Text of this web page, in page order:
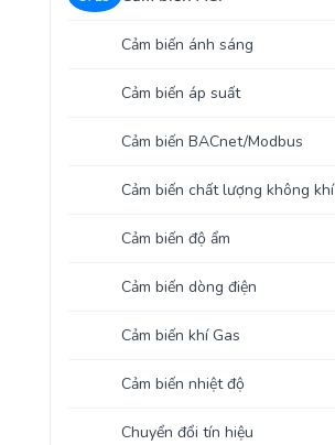
Cảm biến ánh sáng
Cảm biến áp suất
Cảm biến BACnet/Modbus
Cảm biến chất lượng không khí
Cảm biến độ ẩm
Cảm biến dòng điện
Cảm biến khí Gas
Cảm biến nhiệt độ
Chuyển đổi tín hiệu